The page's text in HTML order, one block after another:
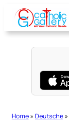
content
Home » Deutsche »